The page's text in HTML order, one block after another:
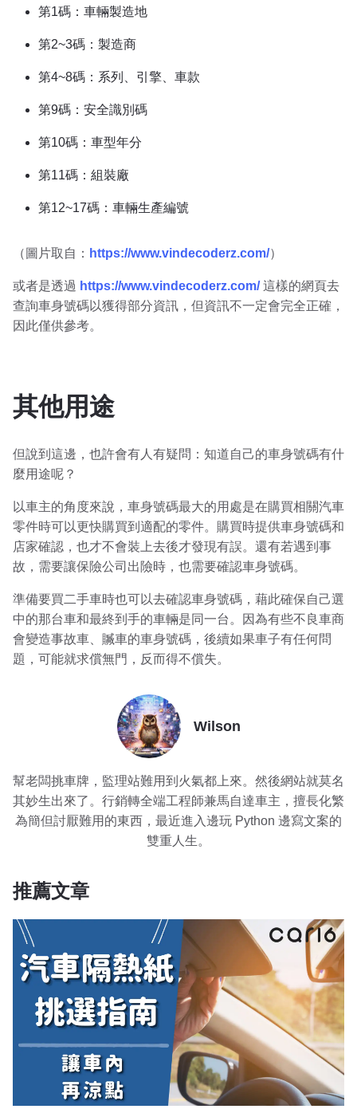
第1碼：車輛製造地
第2~3碼：製造商
第4~8碼：系列、引擎、車款
第9碼：安全識別碼
第10碼：車型年分
第11碼：組裝廠
第12~17碼：車輛生產編號
（圖片取自： https://www.vindecoderz.com/）
或者是透過 https://www.vindecoderz.com/這樣的網頁去
查詢車身號碼以獲得部分資訊，但資訊不一定會完全正確，
因此僅供參考。
其他用途
但說到這邊，也許會有人有疑問：知道自己的車身號碼有什
麼用途呢？
以車主的角度來說，車身號碼最大的用處是在購買相關汽車
零件時可以更快購買到適配的零件。購買時提供車身號碼和
店家確認，也才不會裝上去後才發現有誤。還有若遇到事
故，需要讓保險公司出險時，也需要確認車身號碼。
準備要買二手車時也可以去確認車身號碼，藉此確保自己選
中的那台車和最終到手的車輛是同一台。因為有些不良車商
會變造事故車、贓車的車身號碼，後續如果車子有任何問
題，可能就求償無門，反而得不償失。
Wilson
幫老闆挑車牌，監理站難用到火氣都上來。然後網站就莫名
其妙生出來了。行銷轉全端工程師兼馬自達車主，擅長化繁
為簡但討厭難用的東西，最近進入邊玩 Python 邊寫文案的
雙重人生。
推薦文章